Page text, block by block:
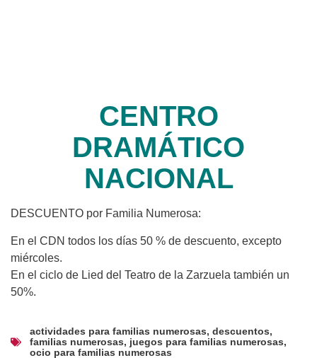
CENTRO
DRAMÁTICO
NACIONAL
DESCUENTO por Familia Numerosa:
En el CDN todos los días 50 % de descuento, excepto
miércoles.
En el ciclo de Lied del Teatro de la Zarzuela también un
50%.
actividades para familias numerosas, descuentos,
familias numerosas, juegos para familias numerosas,
ocio para familias numerosas